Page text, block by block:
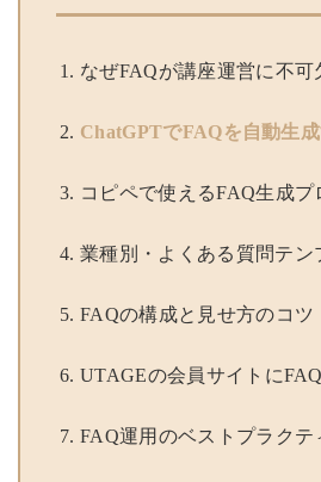
なぜFAQが講座運営に不可
ChatGPTでFAQを自動生
コピペで使えるFAQ生成プ
業種別・よくある質問テン
FAQの構成と見せ方のコツ
UTAGEの会員サイトに
FAQ運用のベストプラクテ